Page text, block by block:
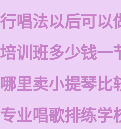
唱法以后可以
训班多少钱一
里卖小提琴比
业唱歌排练学